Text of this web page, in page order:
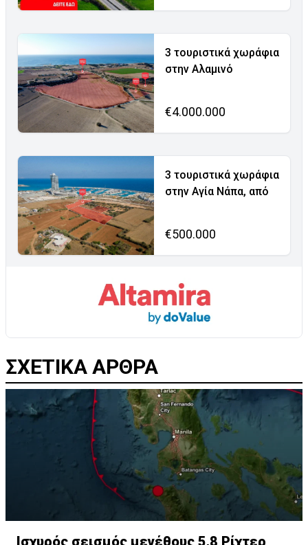
3 τουριστικά χωράφια
στην Αλαμινό
€4.000.000
3 τουριστικά χωράφια
στην Αγία Νάπα, από
€500.000
ΣΧΕΤΙΚΑ ΑΡΘΡΑ
Ισχυρός σεισμός μεγέθους 5,8 Ρίχτερ